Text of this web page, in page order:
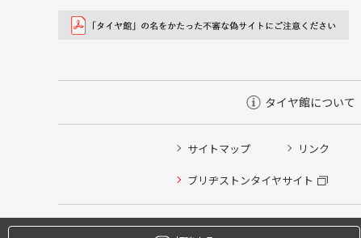
タイヤ館について
サイトマップ リンク
ブリヂストンタイヤサイト
タイヤ点検・安全点検/タイヤ履き替え/オイル交換/その
クローク契約会員専用タイヤ履き替え※タイヤ履き替え
本日のタイヤ履き替え順番待ち予約 ※クローク契約会員